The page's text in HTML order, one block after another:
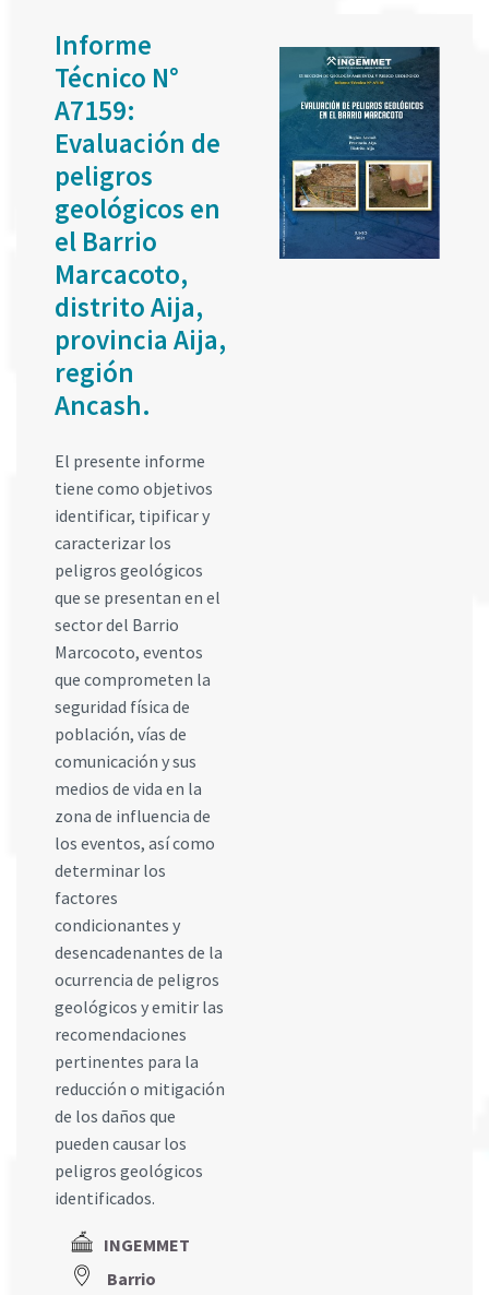
Informe
Técnico N°
A7159:
Evaluación de
peligros
geológicos en
el Barrio
Marcacoto,
distrito Aija,
provincia Aija,
región
Ancash.
El presente informe
tiene como objetivos
identificar, tipificar y
caracterizar los
peligros geológicos
que se presentan en el
sector del Barrio
Marcocoto, eventos
que comprometen la
seguridad física de
población, vías de
comunicación y sus
medios de vida en la
zona de influencia de
los eventos, así como
determinar los
factores
condicionantes y
desencadenantes de la
ocurrencia de peligros
geológicos y emitir las
recomendaciones
pertinentes para la
reducción o mitigación
de los daños que
pueden causar los
peligros geológicos
identificados.
INGEMMET
Barrio